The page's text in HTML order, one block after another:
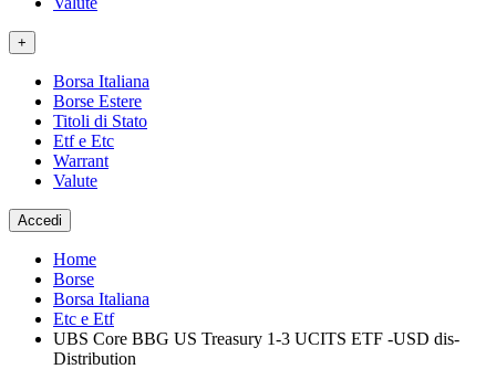
+
Borsa Italiana
Borse Estere
Titoli di Stato
Etf e Etc
Warrant
Valute
Accedi
Home
Borse
Borsa Italiana
Etc e Etf
UBS Core BBG US Treasury 1-3 UCITS ETF -USD dis-
Distribution